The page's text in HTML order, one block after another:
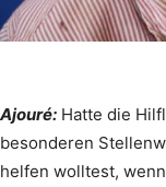
Ajouré: Hatte die
besonderen
helfen wolltest,